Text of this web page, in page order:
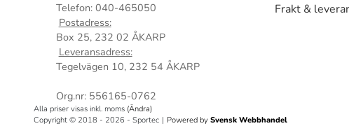
Telefon: 040-465050
Postadress:
Box 25, 232 02 ÅKARP
Leveransadress:
Tegelvägen 10, 232 54 ÅKARP
Org.nr: 556165-0762
Frakt &
Alla priser visas inkl. moms (Ändra)
Copyright © 2018 - 2026 - Sportec | Powered by Svensk Webbhandel